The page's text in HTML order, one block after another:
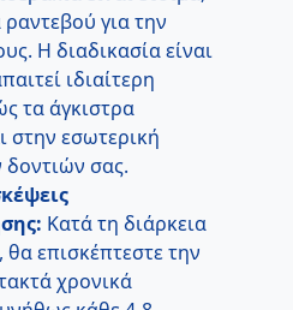
ραντεβού για την
Η διαδικασία είναι
ιδιαίτερη
τα άγκιστρα
στην εσωτερική
δοντιών σας.
Κατά τη διάρκεια
θα επισκέπτεστε την
χρονικά